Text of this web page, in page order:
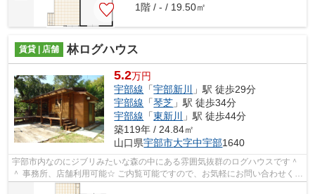
1階 / - / 19.50㎡
賃貸 | 店舗 林ログハウス
5.2万円
宇部線 「宇部新川
」駅 徒歩29分
宇部線 「琴芝 」駅 徒歩34分
宇部線 「東新川
」駅 徒歩44分
築119年 / 24.84㎡
山口県宇部市大字中宇部1640
宇部市内なのにジブリみたいな森の中にある雰囲気抜群のログハウスです＾
＾ 事務所、店舗利用可能☆ ご内覧可能ですので、お気軽にお問い合わせくだ
さいませ！ 和幸不動産0836-22-6336